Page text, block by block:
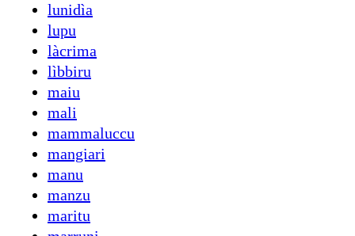
lunidìa
lupu
làcrima
lìbbiru
maiu
mali
mammaluccu
mangiari
manu
manzu
maritu